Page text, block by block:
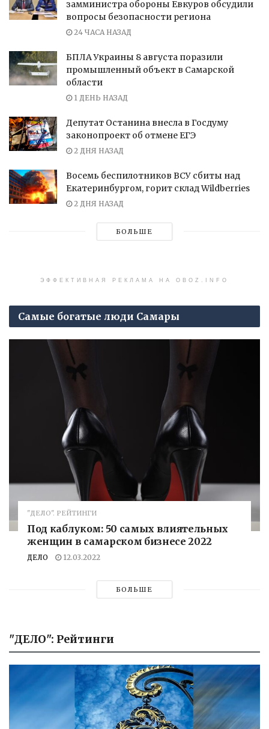
замминистра обороны Евкуров обсудили
вопросы безопасности региона
24 ЧАСА НАЗАД
БПЛА Украины 8 августа поразили
промышленный объект в Самарской
области
1 ДЕНЬ НАЗАД
Депутат Останина внесла в Госдуму
законопроект об отмене ЕГЭ
2 ДНЯ НАЗАД
Восемь беспилотников ВСУ сбиты над
Екатеринбургом, горит склад Wildberries
2 ДНЯ НАЗАД
БОЛЬШЕ
ЭФФЕКТИВНАЯ РЕКЛАМА НА OBOZ.INFO
Самые богатые люди Самары
"ДЕЛО". РЕЙТИНГИ
Под каблуком: 50 самых влиятельных
женщин в самарском бизнесе 2022
ДЕЛО 12.03.2022
БОЛЬШЕ
"ДЕЛО": Рейтинги